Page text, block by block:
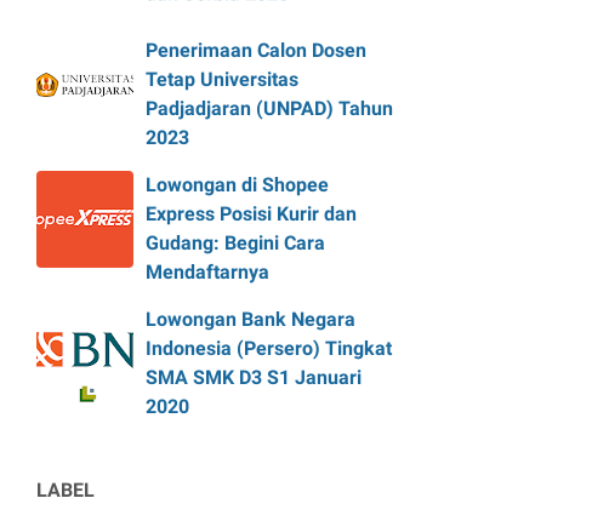
Penerimaan Calon Dosen
Tetap Universitas
Padjadjaran (UNPAD) Tahun
2023
Lowongan di Shopee
Express Posisi Kurir dan
Gudang: Begini Cara
Mendaftarnya
Lowongan Bank Negara
Indonesia (Persero) Tingkat
SMA SMK D3 S1 Januari
2020
LABEL